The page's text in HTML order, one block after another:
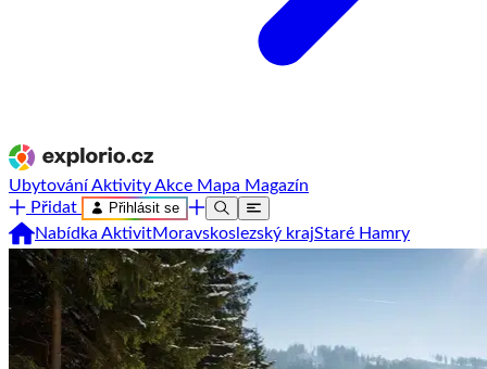
UbytováníAktivityAkce Mapa Magazín
Přidat
Přihlásit se
Nabídka AktivitMoravskoslezský krajStaré Hamry